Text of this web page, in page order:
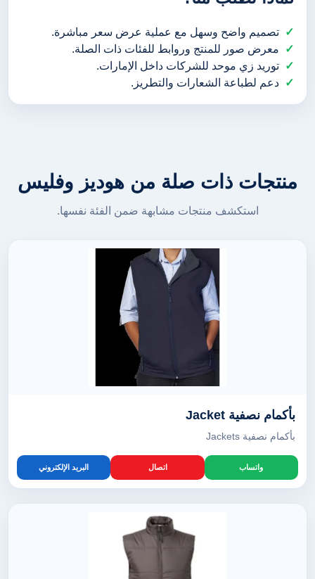
تصميم واضح وسهل مع عملية عرض سعر مباشرة.
معرض صور للمنتج وروابط للفئات ذات الصلة.
توريد زي موحد للشركات داخل الإمارات.
دعم لطباعة الشعارات والتطريز.
منتجات ذات صلة من هوديز وفليس
استكشف منتجات مشابهة ضمن الفئة نفسها.
بأكمام نصفية Jacket
بأكمام نصفية Jackets
واتساب اتصال البريد الإلكتروني